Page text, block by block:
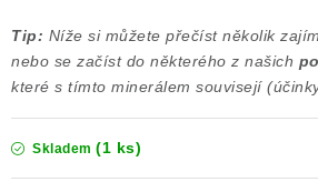
Tip: Níže si můžete přečíst několik
nebo se začíst do některého z našich
které s tímto minerálem souvisejí
Skladem (1 ks)